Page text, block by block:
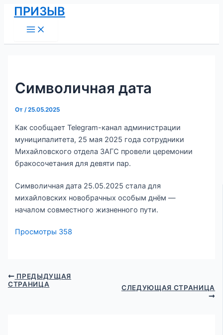
Перейти
содержимому
ПРИЗЫВ
Menu
Символичная дата
От/25.05.2025
Как сообщает Telegram-канал администрации
муниципалитета, 25 мая 2025 года сотрудники
Михайловского отдела ЗАГС провели церемонии
бракосочетания для девяти пар.
Символичная дата 25.05.2025 стала для
михайловских новобрачных особым днём —
началом совместного жизненного пути.
Просмотры 358
Навигация
по
записям
ПРЕДЫДУЩАЯ
СТРАНИЦА
СЛЕДУЮЩАЯ СТРАНИЦА